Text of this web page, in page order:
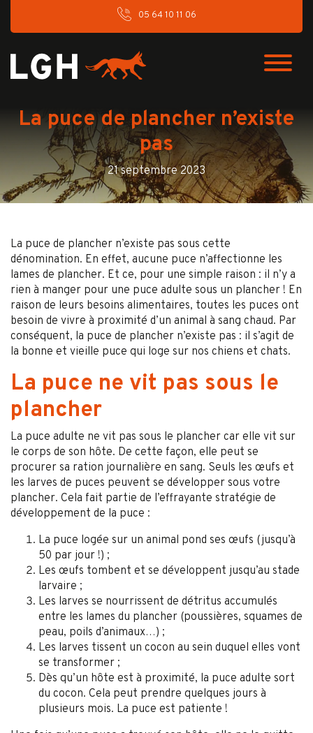
05 64 10 11 06
La puce de plancher n’existe
pas
21 septembre 2023
La puce de plancher n’existe pas sous cette
dénomination. En effet, aucune puce n’affectionne les
lames de plancher. Et ce, pour une simple raison : il n’y a
rien à manger pour une puce adulte sous un plancher ! En
raison de leurs besoins alimentaires, toutes les puces ont
besoin de vivre à proximité d’un animal à sang chaud. Par
conséquent, la puce de plancher n’existe pas : il s’agit de
la bonne et vieille puce qui loge sur nos chiens et chats.
La puce ne vit pas sous le
plancher
La puce adulte ne vit pas sous le plancher car elle vit sur
le corps de son hôte. De cette façon, elle peut se
procurer sa ration journalière en sang. Seuls les œufs et
les larves de puces peuvent se développer sous votre
plancher. Cela fait partie de l’effrayante stratégie de
développement de la puce :
La puce logée sur un animal pond ses œufs (jusqu’à
50 par jour !) ;
Les œufs tombent et se développent jusqu’au stade
larvaire ;
Les larves se nourrissent de détritus accumulés
entre les lames du plancher (poussières, squames de
peau, poils d’animaux…) ;
Les larves tissent un cocon au sein duquel elles vont
se transformer ;
Dès qu’un hôte est à proximité, la puce adulte sort
du cocon. Cela peut prendre quelques jours à
plusieurs mois. La puce est patiente !